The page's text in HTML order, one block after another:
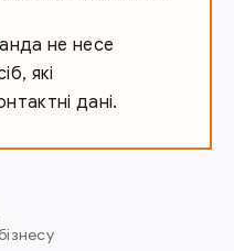
не несе
які
дані.